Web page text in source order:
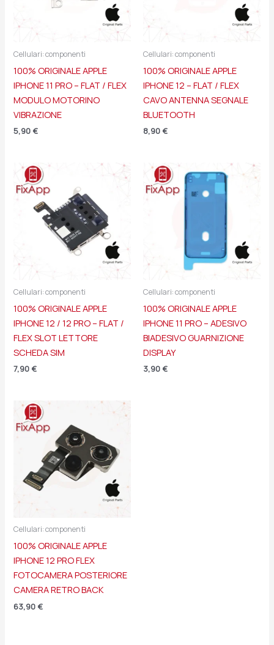
Cellulari: componenti
100% ORIGINALE APPLE
IPHONE 11 PRO – FLAT / FLEX
MODULO MOTORINO
VIBRAZIONE
5,90 €
Cellulari: componenti
100% ORIGINALE APPLE
IPHONE 12 – FLAT / FLEX
CAVO ANTENNA SEGNALE
BLUETOOTH
8,90 €
Cellulari: componenti
100% ORIGINALE APPLE
IPHONE 12 / 12 PRO – FLAT /
FLEX SLOT LETTORE
SCHEDA SIM
7,90 €
Cellulari: componenti
100% ORIGINALE APPLE
IPHONE 11 PRO – ADESIVO
BIADESIVO GUARNIZIONE
DISPLAY
3,90 €
Cellulari: componenti
100% ORIGINALE APPLE
IPHONE 12 PRO FLEX
FOTOCAMERA POSTERIORE
CAMERA RETRO BACK
63,90 €